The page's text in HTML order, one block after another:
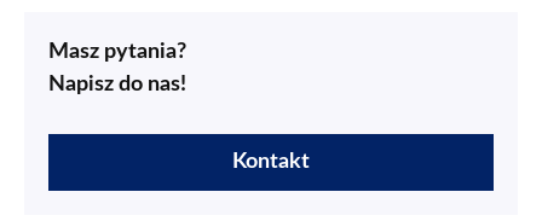
Masz pytania?
Napisz do nas!
Kontakt